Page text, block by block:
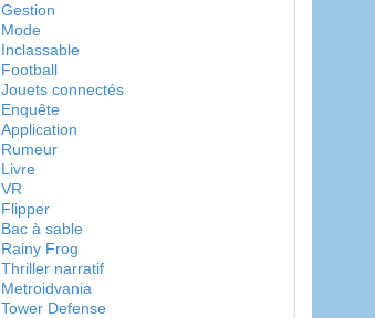
Gestion
Mode
Inclassable
Football
Jouets connectés
Enquête
Application
Rumeur
Livre
VR
Flipper
Bac à sable
Rainy Frog
Thriller narratif
Metroidvania
Tower Defense